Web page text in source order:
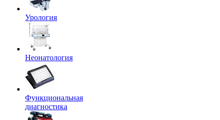
Урология
Неонатология
Функциональная
диагностика